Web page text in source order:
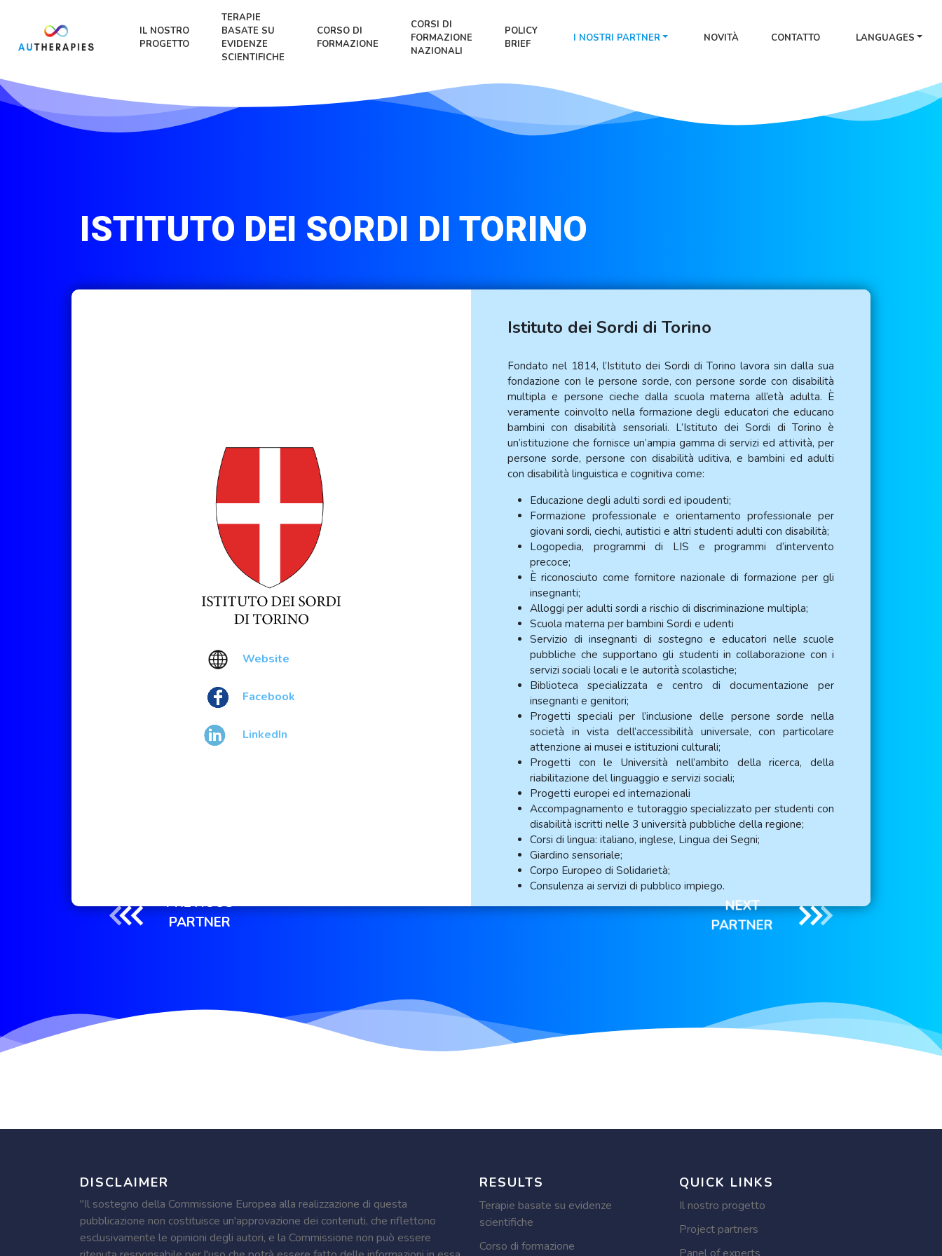
IL NOSTRO
PROGETTO
TERAPIE
BASATE SU
EVIDENZE
SCIENTIFICHE
CORSO DI
FORMAZIONE
CORSI DI
FORMAZIONE
NAZIONALI
POLICY
BRIEF
I NOSTRI PARTNER NOVITÀ CONTATTO LANGUAGES
ISTITUTO DEI SORDI DI TORINO
Website
Facebook
LinkedIn
Istituto dei Sordi di Torino
Fondato nel 1814, l’Istituto dei Sordi di Torino lavora sin dalla sua
fondazione con le persone sorde, con persone sorde con disabilità
multipla e persone cieche dalla scuola materna all’età adulta. È
veramente coinvolto nella formazione degli educatori che educano
bambini con disabilità sensoriali. L’Istituto dei Sordi di Torino è
un’istituzione che fornisce un’ampia gamma di servizi ed attività, per
persone sorde, persone con disabilità uditiva, e bambini ed adulti
con disabilità linguistica e cognitiva come:
Educazione degli adulti sordi ed ipoudenti;
Formazione professionale e orientamento professionale per
giovani sordi, ciechi, autistici e altri studenti adulti con disabilità;
Logopedia, programmi di LIS e programmi d’intervento
precoce;
È riconosciuto come fornitore nazionale di formazione per gli
insegnanti;
Alloggi per adulti sordi a rischio di discriminazione multipla;
Scuola materna per bambini Sordi e udenti
Servizio di insegnanti di sostegno e educatori nelle scuole
pubbliche che supportano gli studenti in collaborazione con i
servizi sociali locali e le autorità scolastiche;
Biblioteca specializzata e centro di documentazione per
insegnanti e genitori;
Progetti speciali per l’inclusione delle persone sorde nella
società in vista dell’accessibilità universale, con particolare
attenzione ai musei e istituzioni culturali;
Progetti con le Università nell’ambito della ricerca, della
riabilitazione del linguaggio e servizi sociali;
Progetti europei ed internazionali
Accompagnamento e tutoraggio specializzato per studenti con
disabilità iscritti nelle 3 università pubbliche della regione;
Corsi di lingua: italiano, inglese, Lingua dei Segni;
Giardino sensoriale;
Corpo Europeo di Solidarietà;
Consulenza ai servizi di pubblico impiego.
PREVIOUS
PARTNER
NEXT
PARTNER
DISCLAIMER
"Il sostegno della Commissione Europea alla realizzazione di questa
pubblicazione non costituisce un'approvazione dei contenuti, che riflettono
esclusivamente le opinioni degli autori, e la Commissione non può essere
RESULTS
Terapie basate su evidenze
scientifiche
Corso di formazione
QUICK LINKS
Il nostro progetto
Project partners